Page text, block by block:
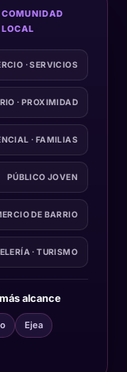
COMUNIDAD
LOCAL
· SERVICIOS
· PROXIMIDAD
· FAMILIAS
PÚBLICO JOVEN
DE BARRIO
· TURISMO
alcance
Ejea